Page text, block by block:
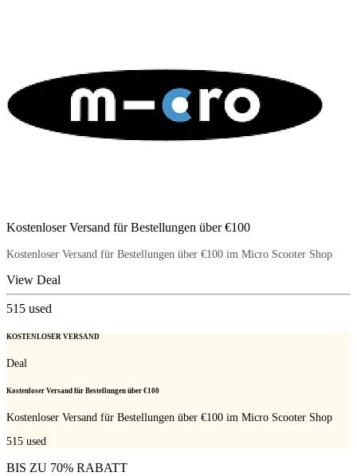
Kostenloser Versand für Bestellungen über €100
Kostenloser Versand für Bestellungen über €100 im Micro Scooter Shop
View Deal
515 used
KOSTENLOSER VERSAND
Deal
Kostenloser Versand für Bestellungen über €100
Kostenloser Versand für Bestellungen über €100 im Micro Scooter Shop
515 used
BIS ZU 70% RABATT